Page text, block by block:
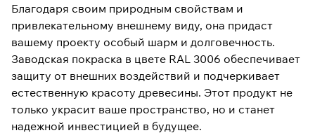
Благодаря своим природным свойствам и
привлекательному внешнему виду, она придаст
вашему проекту особый шарм и долговечность.
Заводская покраска в цвете RAL 3006 обеспечивает
защиту от внешних воздействий и подчеркивает
естественную красоту древесины. Этот продукт не
только украсит ваше пространство, но и станет
надежной инвестицией в будущее.